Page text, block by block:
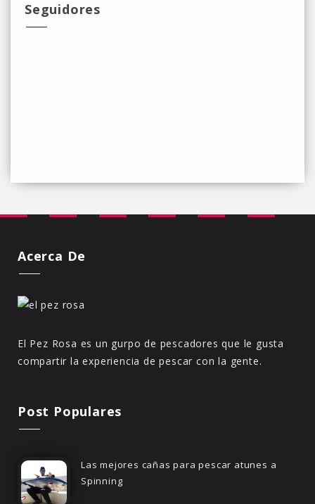
Seguidores
Acerca De
El Pez Rosa es un gurpo de pescadores que le gusta
compartir la experiencia de pescar con la gente.
Post Populares
Las mejores cañas para pescar atunes a
Spinning